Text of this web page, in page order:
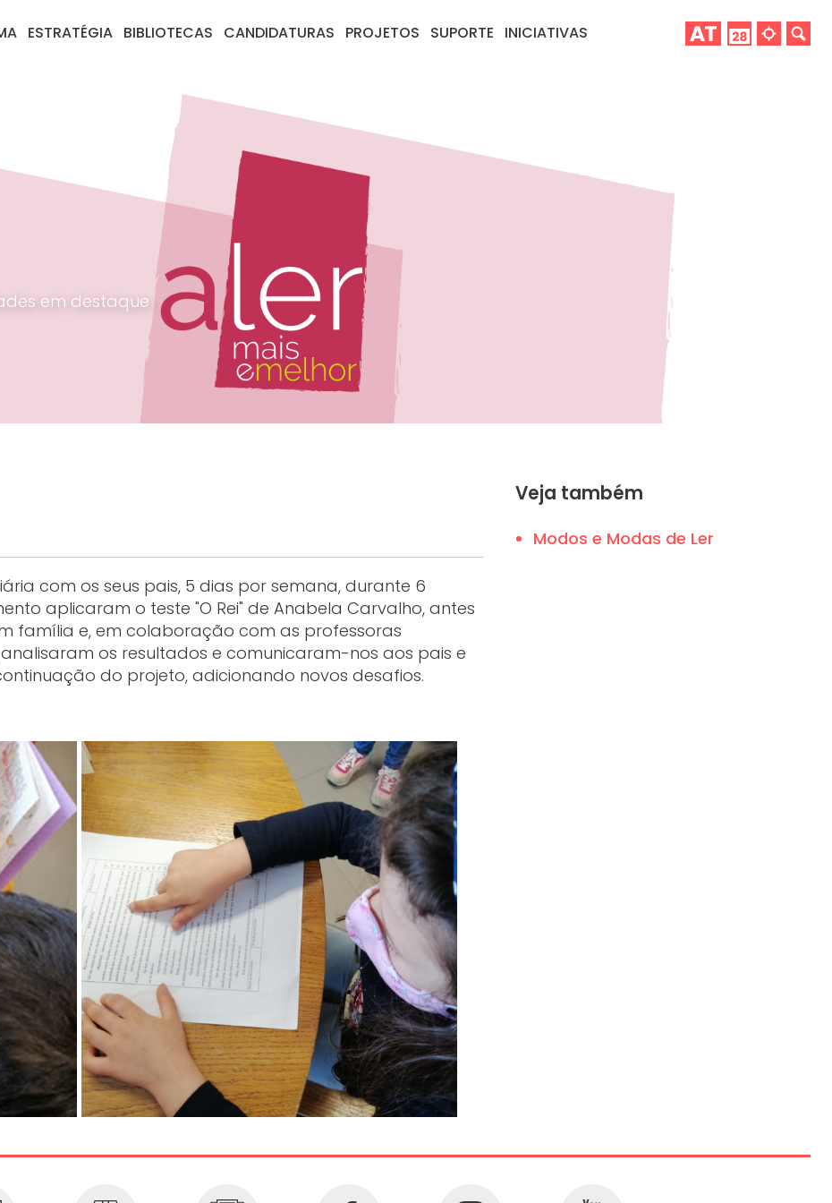
ESTRATÉGIA BIBLIOTECAS CANDIDATURAS PROJETOS SUPORTE INICIATIVAS
em destaque
com os seus pais, 5 dias por semana, durante 6
aplicaram o teste "O Rei" de Anabela Carvalho, antes
família e, em colaboração com as professoras
os resultados e comunicaram-nos aos pais e
do projeto, adicionando novos desafios.
Veja também
Modos e Modas de Ler